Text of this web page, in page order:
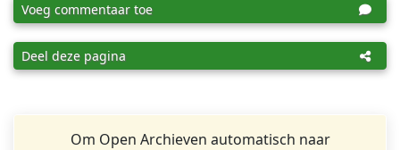
Voeg commentaar toe
Deel deze pagina
Om Open Archieven automatisch naar